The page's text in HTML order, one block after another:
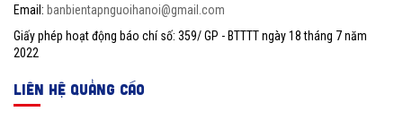
Email: banbientapnguoihanoi@gmail.com
Giấy phép hoạt động báo chí số: 359/ GP - BTTTT ngày 18 tháng 7 năm
2022
LIÊN HỆ QUẢNG CÁO